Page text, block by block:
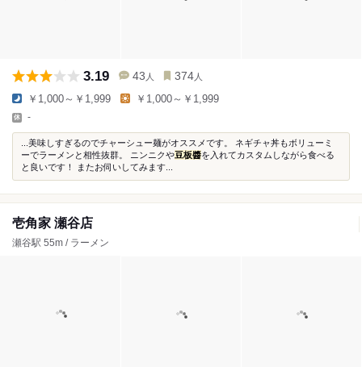
3.19 43 人 374 人
￥1,000～￥1,999 ￥1,000～￥1,999
-
...美味しすぎるのでチャーシュー麺がオススメです。 ネギチャ丼もボリューミ
ーでラーメンと相性抜群。 ニンニクや豆板醬を入れてカスタムしながら食べる
と良いです！ またお伺いしてみます...
壱角家 瀬谷店
瀬谷駅 55m / ラーメン